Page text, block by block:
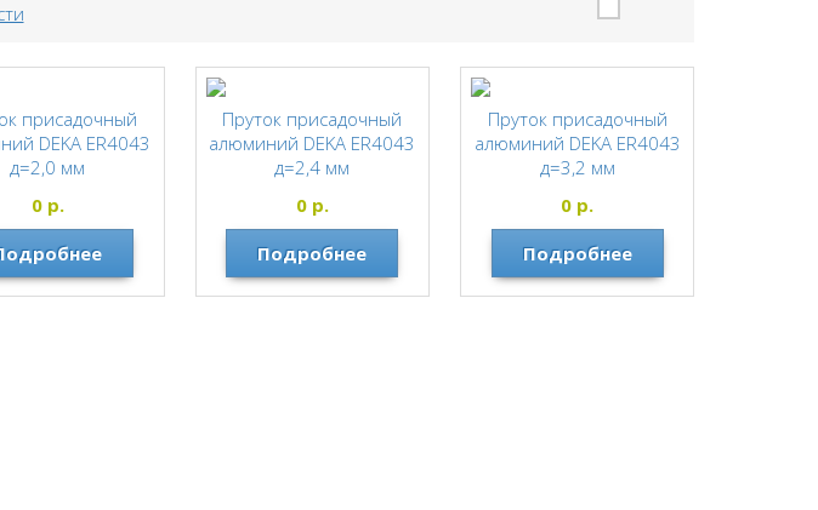
присадочный
DEKA ER4043
д=2,0 мм
DEKA
0р.
Пруток присадочный
алюминий DEKA ER4043
д=2,4 мм
DEKA
0р.
Подробнее
Пруток присадочный
алюминий DEKA ER4043
д=3,2 мм
DEKA
0 р.
Подробнее